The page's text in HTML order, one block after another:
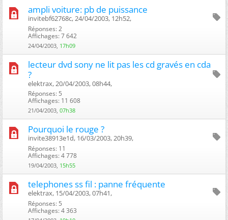
ampli voiture: pb de puissance
invitebf62768c, 24/04/2003, 12h52, ‎
Réponses: 2
Affichages: 7 642
24/04/2003, 17h09
lecteur dvd sony ne lit pas les cd gravés en cda
?
elektrax, 20/04/2003, 08h44, ‎
Réponses: 5
Affichages: 11 608
21/04/2003, 07h38
Pourquoi le rouge ?
invite38913e1d, 16/03/2003, 20h39, ‎
Réponses: 11
Affichages: 4 778
19/04/2003, 15h55
telephones ss fil : panne fréquente
elektrax, 15/04/2003, 07h41, ‎
Réponses: 5
Affichages: 4 363